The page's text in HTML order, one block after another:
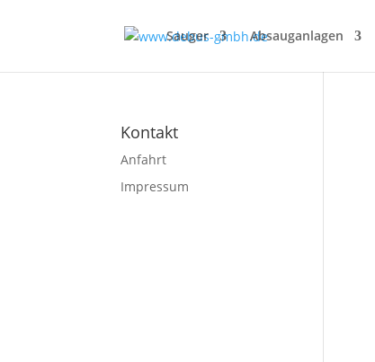
Sauger Absauganlagen
Kontakt
Anfahrt
Impressum